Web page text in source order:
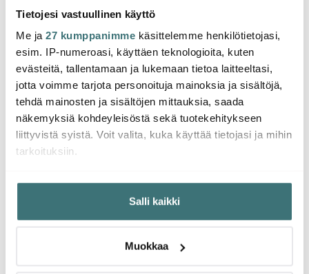
Tietojesi vastuullinen käyttö
Me ja 27 kumppanimme käsittelemme henkilötietojasi,
esim. IP-numeroasi, käyttäen teknologioita, kuten
evästeitä, tallentamaan ja lukemaan tietoa laitteeltasi,
jotta voimme tarjota personoituja mainoksia ja sisältöjä,
tehdä mainosten ja sisältöjen mittauksia, saada
näkemyksiä kohdeyleisöstä sekä tuotekehitykseen
liittyvistä syistä. Voit valita, kuka käyttää tietojasi ja mihin
tarkoituksiin.
Jos sallit, haluamme myös tehdä seuraavia:
Kerätä tietoja maantieteellisestä sijainnistasi,
mahdollisesti muutaman metrin tarkkuudella
aktiivisesti (sormenjäljen muodostaminen)
Salli kaikki
Muokkaa
Saatavilla
Saatat pitää myös näistä